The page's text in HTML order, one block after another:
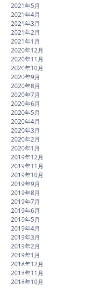
2021年5月
2021年4月
2021年3月
2021年2月
2021年1月
2020年12月
2020年11月
2020年10月
2020年9月
2020年8月
2020年7月
2020年6月
2020年5月
2020年4月
2020年3月
2020年2月
2020年1月
2019年12月
2019年11月
2019年10月
2019年9月
2019年8月
2019年7月
2019年6月
2019年5月
2019年4月
2019年3月
2019年2月
2019年1月
2018年12月
2018年11月
2018年10月